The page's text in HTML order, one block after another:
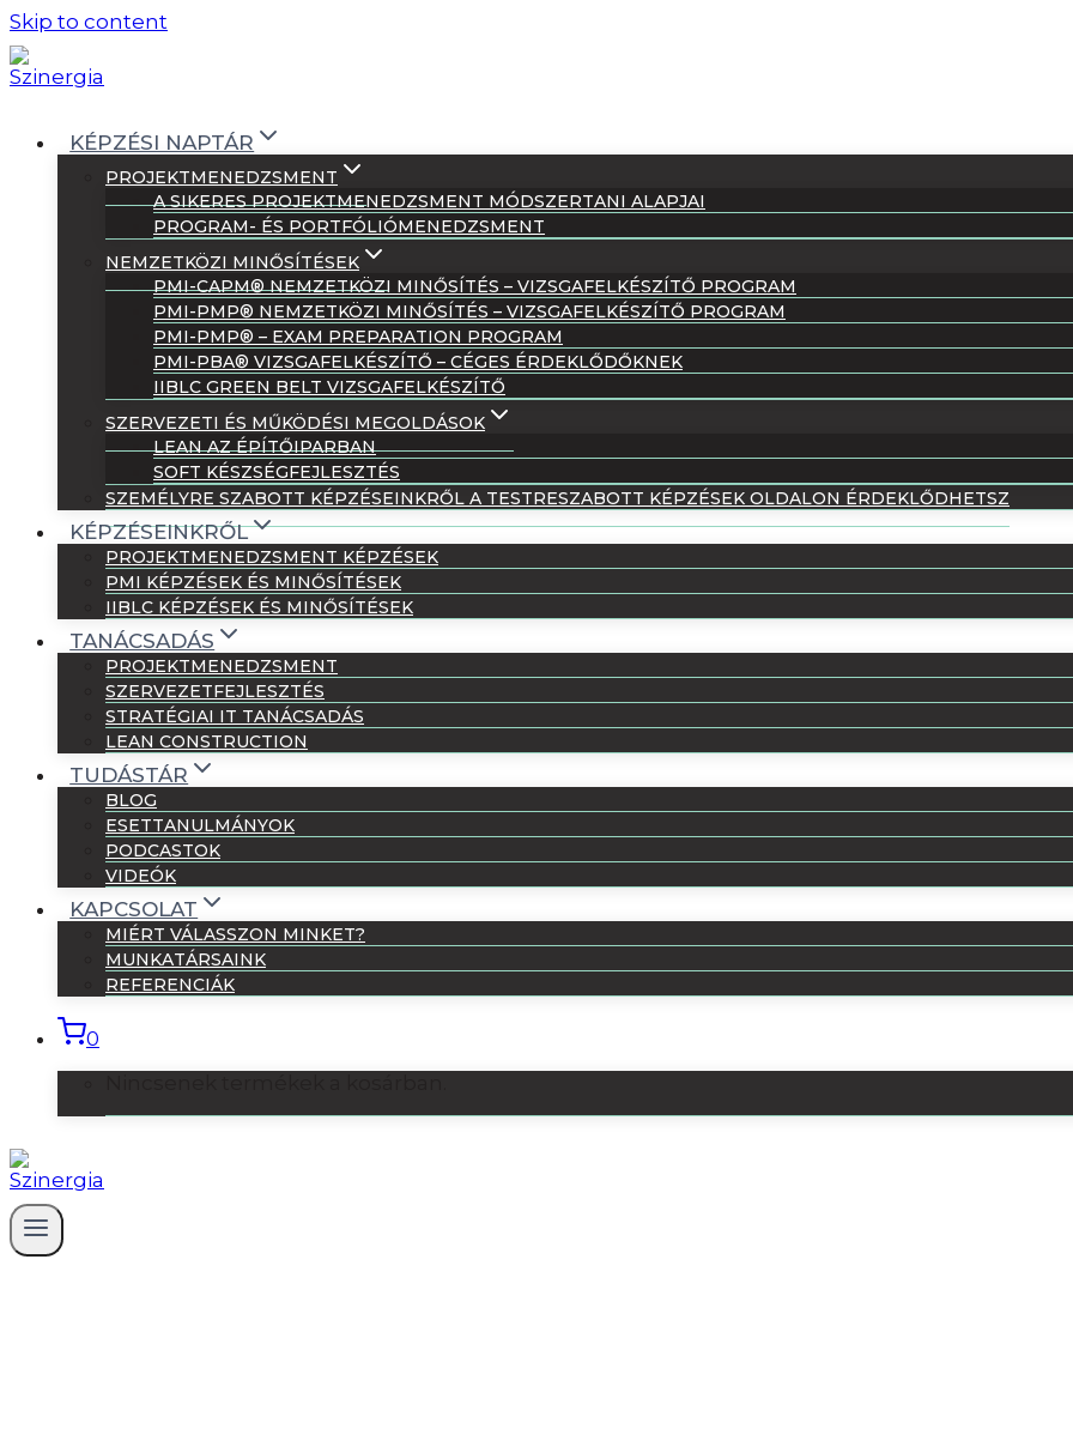
Skip to content
KÉPZÉSI NAPTÁR
PROJEKTMENEDZSMENT
A SIKERES PROJEKTMENEDZSMENT MÓDSZERTANI ALAPJAI
PROGRAM- ÉS PORTFÓLIÓMENEDZSMENT
NEMZETKÖZI MINŐSÍTÉSEK
PMI-CAPM® NEMZETKÖZI MINŐSÍTÉS – VIZSGAFELKÉSZÍTŐ PROGRAM
PMI-PMP® NEMZETKÖZI MINŐSÍTÉS – VIZSGAFELKÉSZÍTŐ PROGRAM
PMI-PMP® – EXAM PREPARATION PROGRAM
PMI-PBA® VIZSGAFELKÉSZÍTŐ – CÉGES ÉRDEKLŐDŐKNEK
IIBLC GREEN BELT VIZSGAFELKÉSZÍTŐ
SZERVEZETI ÉS MŰKÖDÉSI MEGOLDÁSOK
LEAN AZ ÉPÍTŐIPARBAN
SOFT KÉSZSÉGFEJLESZTÉS
SZEMÉLYRE SZABOTT KÉPZÉSEINKRŐL A TESTRESZABOTT KÉPZÉSEK OLDALON ÉRDEKLŐDHETSZ
KÉPZÉSEINKRŐL
PROJEKTMENEDZSMENT KÉPZÉSEK
PMI KÉPZÉSEK ÉS MINŐSÍTÉSEK
IIBLC KÉPZÉSEK ÉS MINŐSÍTÉSEK
TANÁCSADÁS
PROJEKTMENEDZSMENT
SZERVEZETFEJLESZTÉS
STRATÉGIAI IT TANÁCSADÁS
LEAN CONSTRUCTION
TUDÁSTÁR
BLOG
ESETTANULMÁNYOK
PODCASTOK
VIDEÓK
KAPCSOLAT
MIÉRT VÁLASSZON MINKET?
MUNKATÁRSAINK
REFERENCIÁK
0